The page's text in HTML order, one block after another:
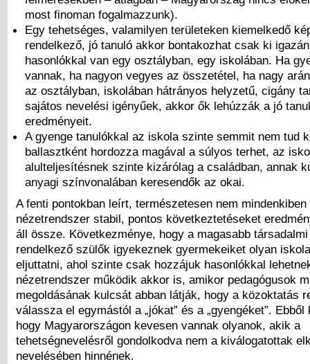
most finoman fogalmazzunk).
Egy tehetséges, valamilyen területeken kiemelkedő
rendelkező, jó tanuló akkor bontakozhat csak ki
hasonlókkal van egy osztályban, egy iskolában. Ha
vannak, ha nagyon vegyes az összetétel, ha nagy
az osztályban, iskolában hátrányos helyzetű, cigány
sajátos nevelési igényűek, akkor ők lehúzzák a jó
eredményeit.
A gyenge tanulókkal az iskola szinte semmit nem tud
ballasztként hordozza magával a súlyos terhet, az
alulteljesítésnek szinte kizárólag a családban, annak
anyagi színvonalában keresendők az okai.
A fenti pontokban leírt, természetesen nem mindenkiben
nézetrendszer stabil, pontos következtetéseket
áll össze. Következménye, hogy a magasabb
rendelkező szülők igyekeznek gyermekeiket olyan
eljuttatni, ahol szinte csak hozzájuk hasonlókkal
nézetrendszer működik akkor is, amikor pedagógusok
megoldásának kulcsát abban látják, hogy a közoktatás
válassza el egymástól a „jókat” és a „gyengéket”.
hogy Magyarországon kevesen vannak olyanok, akik a
tehetségnevelésről gondolkodva nem a kiválogatottak
nevelésében hinnének.